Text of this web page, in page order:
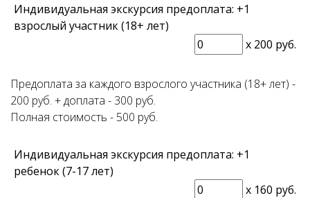
Индивидуальная экскурсия предоплата: +1
взрослый участник (18+ лет)
x 200 руб.
Предоплата за каждого взрослого участника (18+ лет) -
200 руб. + доплата - 300 руб.
Полная стоимость - 500 руб.
Индивидуальная экскурсия предоплата: +1
ребенок (7-17 лет)
x 160 руб.